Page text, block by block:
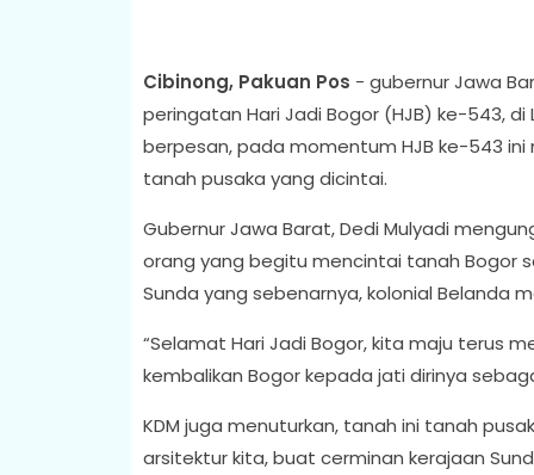
Cibinong, Pakuan Pos - gubernur Jawa
peringatan Hari Jadi Bogor (HJB) ke-543, di
berpesan, pada momentum HJB ke-543
tanah pusaka yang dicintai.
Gubernur Jawa Barat, Dedi Mulyadi
orang yang begitu mencintai tanah Bogor
Sunda yang sebenarnya, kolonial Belanda
“Selamat Hari Jadi Bogor, kita maju terus
kembalikan Bogor kepada jati dirinya
KDM juga menuturkan, tanah ini tanah
arsitektur kita, buat cerminan kerajaan